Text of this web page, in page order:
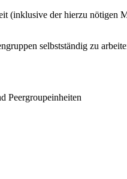
(inklusive der hierzu nötigen
selbstständig zu
Peergroupeinheiten